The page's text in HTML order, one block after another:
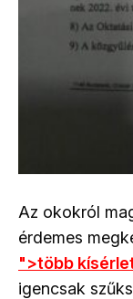
Az okokról
érdemes
">több
igencsak